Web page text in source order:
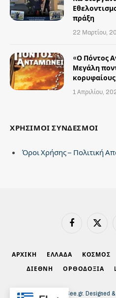
πράξη
22 Μαρτίου,
«Ο Πόντος
Mεγάλη
κορυφαίους
1 Απριλίου,
ΧΡΗΣΙΜΟΙ ΣΥΝΔΕΣΜΟΙ
Όροι Χρήσης – Πολιτική
Facebook X
ΑΡΧΙΚΗ ΕΛΛΑΔΑ ΚΟΣΜΟΣ
ΔΙΕΘΝΗ ΟΡΘΟΔΟΞΙΑ
© 2026 BSee.gr. Designed